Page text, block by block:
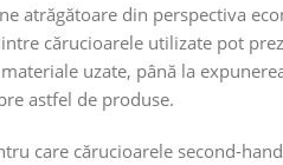
atrăgătoare din perspectiva
cărucioarele utilizate pot
uzate, până la
astfel de produse.
care cărucioarele second-